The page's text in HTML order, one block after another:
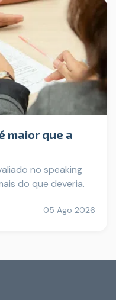
maior que a
no speaking
do que deveria.
05 Ago 2026